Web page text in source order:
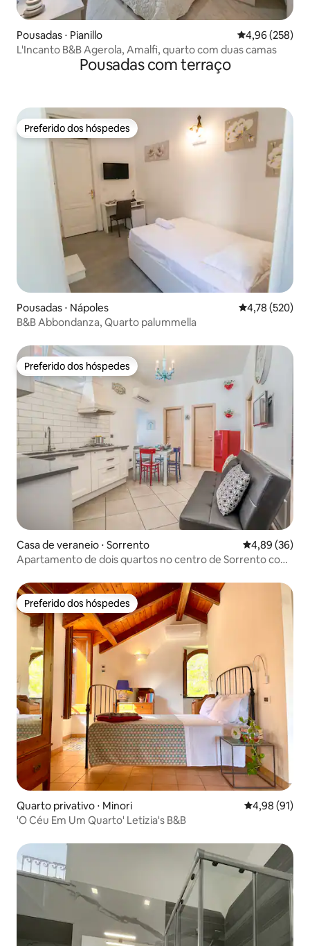
Pousadas ⋅ Pianillo 4,96 de uma
4,96 (258)
L'Incanto B&B Agerola, Amalfi, quarto com duas camas
Pousadas com terraço
Preferido dos hóspedes
Preferido dos hóspedes
Pousadas ⋅ Nápoles 4,78 de uma
4,78 (520)
B&B Abbondanza, Quarto palummella
Preferido dos hóspedes
Preferido dos hóspedes
Casa de veraneio ⋅ Sorrento 4,89 de uma
4,89 (36)
Apartamento de dois quartos no centro de Sorrento com
Preferido dos hóspedes
Preferido dos hóspedes
Quarto privativo ⋅ Minori 4,98 de uma
4,98 (91)
'O Céu Em Um Quarto' Letizia's B&B